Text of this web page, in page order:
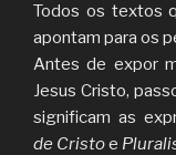
Todos os textos
apontam para os
Antes de expor
Jesus Cristo,
significam as
de Cristoe